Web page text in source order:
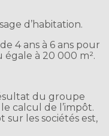
d’habitation.
4 ans à 6 ans pour
à 20 000 m².
du groupe
calcul de l’impôt.
sur les sociétés est,